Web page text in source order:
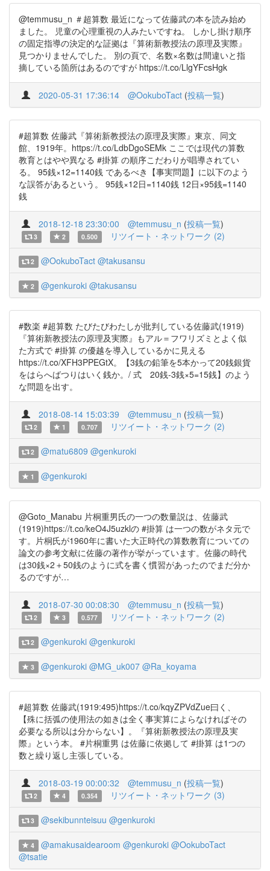
@temmusu_n ＃超算数 最近になって佐藤武の本を読み始め
ました。 児童の心理重視の人みたいですね。 しかし掛け順序
の固定指導の決定的な証拠は『算術新教授法の原理及実際』
見つかりませんでした。 別の頁で、名数×名数は間違いと指
摘している箇所はあるのですが https://t.co/LlgYFcsHgk
2020-05-31 17:36:14 @OokuboTact (投稿一覧)
#超算数 佐藤武『算術新教授法の原理及実際』東京、同文
館、1919年。https://t.co/LdbDgoSEMk ここでは現代の算数
教育とはやや異なる #掛算 の順序こだわりが唱導されてい
る。 95銭×12=1140銭 であるべき【事実問題】に以下のよう
な誤答があるという。 95銭×12日=1140銭 12日×95銭=1140
銭
2018-12-18 23:30:00 @temmusu_n (投稿一覧)
3 2 0.500 リツイート・ネットワーク (2)
2 @OokuboTact @takusansu
2 @genkuroki @takusansu
#数楽 #超算数 たびたびわたしが批判している佐藤武(1919)
『算術新教授法の原理及実際』もアル＝フワリズミとよく似
た方式で #掛算 の優越を導入しているかに見える
https://t.co/XFH3PPEGtX。【3銭の鉛筆を5本かって20銭銀貨
をはらへばつりはいく銭か。/ 式 20銭-3銭×5=15銭】のよう
な問題を出す。
2018-08-14 15:03:39 @temmusu_n (投稿一覧)
2 1 0.707 リツイート・ネットワーク (2)
2 @matu6809 @genkuroki
1 @genkuroki
@Goto_Manabu 片桐重男氏の一つの数量説は、佐藤武
(1919)https://t.co/keO4J5uzklの #掛算 は一つの数がネタ元で
す。片桐氏が1960年に書いた大正時代の算数教育についての
論文の参考文献に佐藤の著作が挙がっています。佐藤の時代
は30銭×2＋50銭のように式を書く慣習があったのでまだ分か
るのですが…
2018-07-30 00:08:30 @temmusu_n (投稿一覧)
2 3 0.577 リツイート・ネットワーク (2)
2 @genkuroki @genkuroki
3 @genkuroki @MG_uk007 @Ra_koyama
#超算数 佐藤武(1919:495)https://t.co/kqyZPVdZue曰く、
【殊に括弧の使用法の如きは全く事実算によらなければその
必要なる所以は分からない】。『算術新教授法の原理及実
際』という本。 #片桐重男 は佐藤に依拠して #掛算 は1つの
数と繰り返し主張している。
2018-03-19 00:00:32 @temmusu_n (投稿一覧)
2 4 0.354 リツイート・ネットワーク (3)
3 @sekibunnteisuu @genkuroki
4 @amakusaidearoom @genkuroki @OokuboTact
@tsatie